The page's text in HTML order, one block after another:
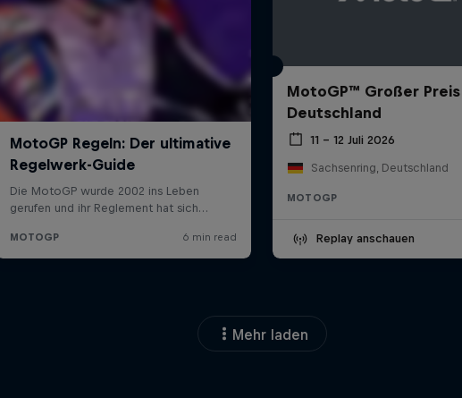
MotoGP™ Großer
Deutschland
11 – 12 Juli 2026
Sachsenring, Deutschland
MOTOGP
Replay anschauen
Mehr laden